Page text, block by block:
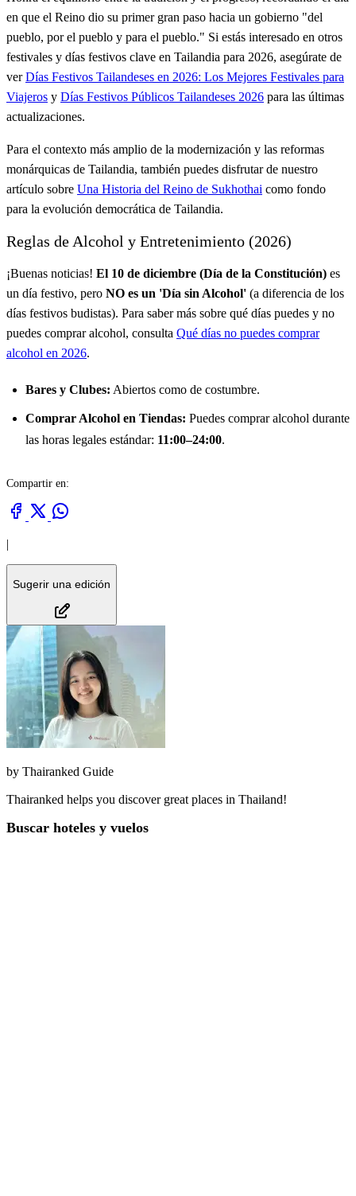
en que el Reino dio su primer gran paso hacia un gobierno "del
pueblo, por el pueblo y para el pueblo." Si estás interesado en otros
festivales y días festivos clave en Tailandia para 2026, asegúrate de
verDías Festivos Tailandeses en 2026: Los Mejores Festivales para
Viajeros y Días Festivos Públicos Tailandeses 2026 para las últimas
actualizaciones.
Para el contexto más amplio de la modernización y las reformas
monárquicas de Tailandia, también puedes disfrutar de nuestro
artículo sobre Una Historia del Reino de Sukhothai como fondo
para la evolución democrática de Tailandia.
Reglas de Alcohol y Entretenimiento (2026)
¡Buenas noticias! El 10 de diciembre (Día de la Constitución) es
un día festivo, pero NO es un 'Día sin Alcohol' (a diferencia de los
días festivos budistas). Para saber más sobre qué días puedes y no
puedes comprar alcohol, consulta Qué días no puedes comprar
alcohol en 2026.
Bares y Clubes: Abiertos como de costumbre.
Comprar Alcohol en Tiendas: Puedes comprar alcohol durante
las horas legales estándar: 11:00–24:00.
Compartir en:
|
Sugerir una edición
by Thairanked Guide
Thairanked helps you discover great places in Thailand!
Buscar hoteles y vuelos